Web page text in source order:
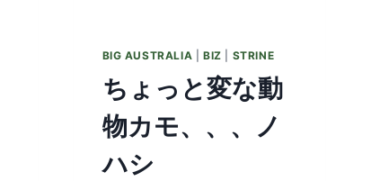
BIG AUSTRALIA |BIZ STRINE
ちょっと変な動
物カモ、、、ノ
ハシ